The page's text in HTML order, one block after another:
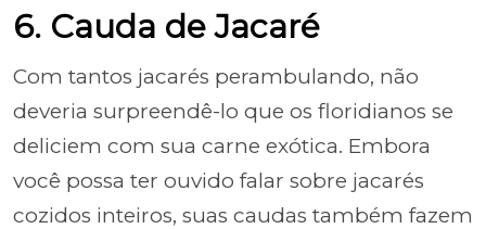
6. Cauda de Jacaré
Com tantos jacarés perambulando, não
deveria surpreendê-lo que os floridianos se
deliciem com sua carne exótica. Embora
você possa ter ouvido falar sobre jacarés
cozidos inteiros, suas caudas também fazem